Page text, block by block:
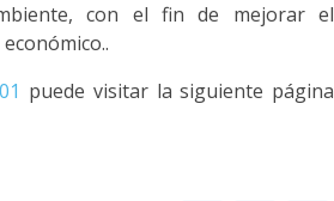
con el fin de mejorar el
puede visitar la siguiente página